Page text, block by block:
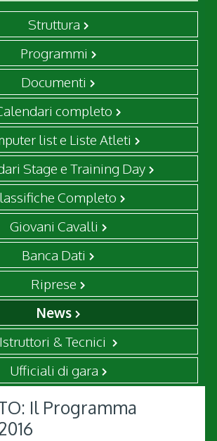
Struttura
Programmi
Documenti
completo
list e Liste Atleti
Stage e Training Day
Completo
Giovani Cavalli
Banca Dati
Riprese
News
Istruttori & Tecnici
Ufficiali di gara
Il Programma